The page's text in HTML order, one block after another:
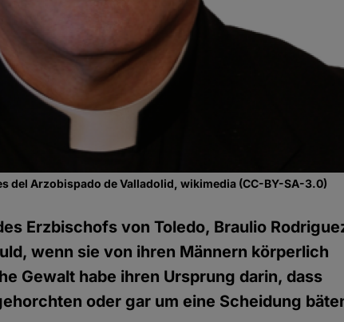
del Arzobispado de Valladolid, wikimedia (CC-BY-SA-3.0)
Erzbischofs von Toledo, Braulio
wenn sie von ihren Männern körperlich
Gewalt habe ihren Ursprung darin, dass
oder gar um eine Scheidung